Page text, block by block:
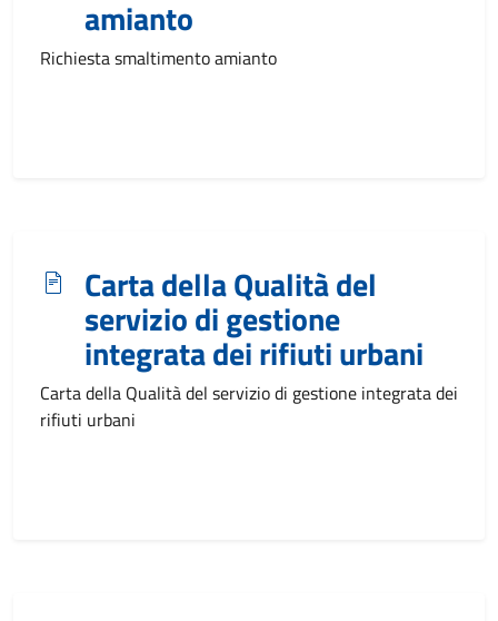
amianto
Richiesta smaltimento amianto
Carta della Qualità del
servizio di gestione
integrata dei rifiuti urbani
Carta della Qualità del servizio di gestione integrata dei
rifiuti urbani